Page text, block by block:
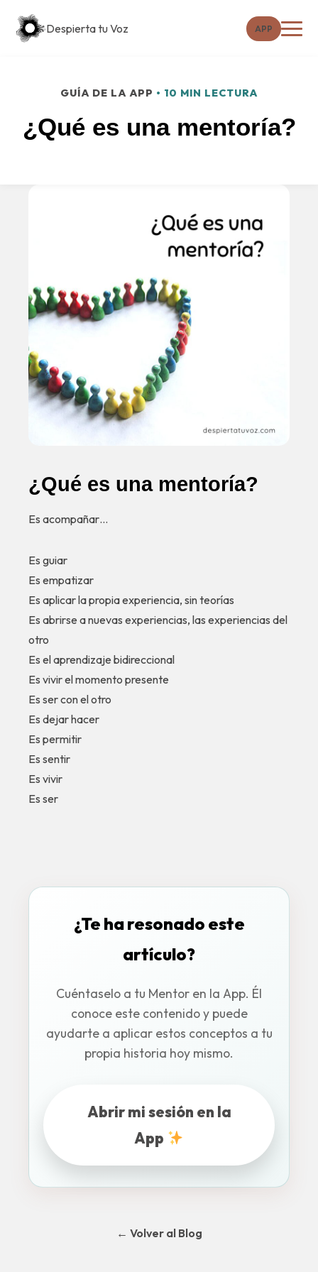
Despierta tu Voz APP
GUÍA DE LA APP • 10 MIN LECTURA
¿Qué es una mentoría?
¿Qué es una mentoría?
Es acompañar…
Es guiar
Es empatizar
Es aplicar la propia experiencia, sin teorías
Es abrirse a nuevas experiencias, las experiencias del
otro
Es el aprendizaje bidireccional
Es vivir el momento presente
Es ser con el otro
Es dejar hacer
Es permitir
Es sentir
Es vivir
Es ser
¿Te ha resonado este
artículo?
Cuéntaselo a tu Mentor en la App. Él
conoce este contenido y puede
ayudarte a aplicar estos conceptos a tu
propia historia hoy mismo.
Abrir mi sesión en la
App
← Volver al Blog